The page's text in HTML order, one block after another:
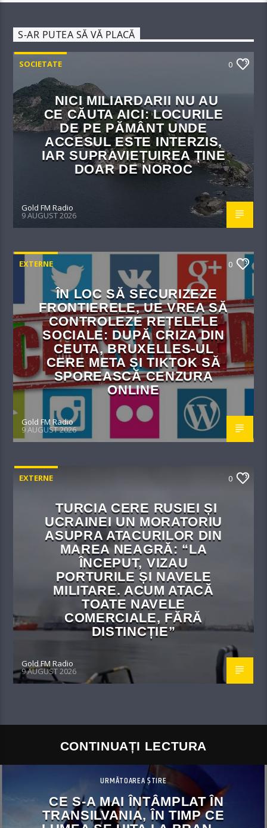
S-AR PUTEA SĂ VĂ PLACĂ
SOCIETATE 0
NICI MILIARDARII NU AU
CE CĂUTA AICI: LOCURILE
DE PE PĂMÂNT UNDE
ACCESUL ESTE INTERZIS,
IAR SUPRAVIEȚUIREA ȚINE
DOAR DE NOROC
Gold FM Radio
9 AUGUST 2026
EXTERNE 0
ÎN LOC SĂ SECURIZEZE
FRONTIERELE, UE VREA SĂ
CONTROLEZE REȚELELE
SOCIALE: DUPĂ CRIZA DIN
CEUTA, BRUXELLES-UL
CERE META ȘI TIKTOK SĂ
SPOREASCĂ CENZURA
ONLINE
Gold FM Radio
9 AUGUST 2026
EXTERNE 0
TURCIA CERE RUSIEI ȘI
UCRAINEI UN MORATORIU
ASUPRA ATACURILOR DIN
MAREA NEAGRĂ: “LA
ÎNCEPUT, VIZAU
PORTURILE ȘI NAVELE
MILITARE. ACUM ATACĂ
TOATE NAVELE
COMERCIALE, FĂRĂ
DISTINCȚIE”
Gold FM Radio
9 AUGUST 2026
CONTINUAȚI LECTURA
URMĂTOAREA ȘTIRE
CE S-A MAI ÎNTÂMPLAT ÎN
TRANSILVANIA, ÎN TIMP CE